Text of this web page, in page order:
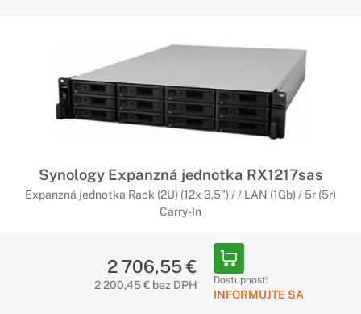
Synology Expanzná jednotka RX1217sas
Expanzná jednotka Rack (2U) (12x 3,5") / / LAN (1Gb) / 5r (5r)
Carry-In
2 706,55 €
2 200,45 € bez DPH Dostupnosť:
INFORMUJTE SA